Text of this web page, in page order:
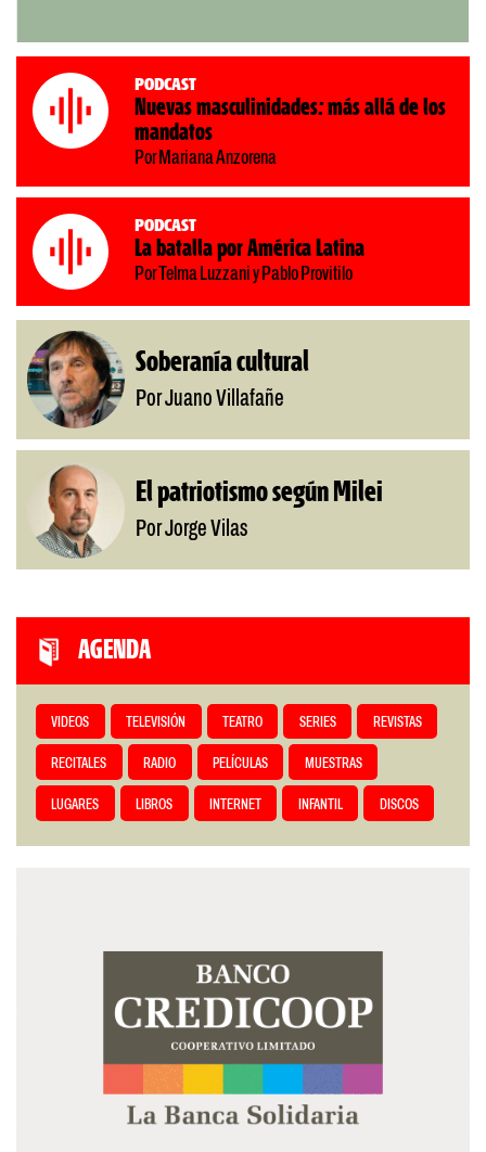
Podcast
Nuevas masculinidades: más allá de los
mandatos
Por Mariana Anzorena
Podcast
La batalla por América Latina
Por Telma Luzzani y Pablo Provitilo
Soberanía cultural
Por Juano Villafañe
El patriotismo según Milei
Por Jorge Vilas
AGENDA
VIDEOS TELEVISIÓN TEATRO SERIES REVISTAS
RECITALES RADIO PELÍCULAS MUESTRAS
LUGARES LIBROS INTERNET INFANTIL DISCOS